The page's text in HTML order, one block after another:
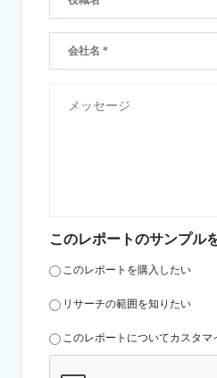
このレポートのサンプル
このレポートを購入したい
リサーチの範囲を知りたい
このレポートについてカスタマ